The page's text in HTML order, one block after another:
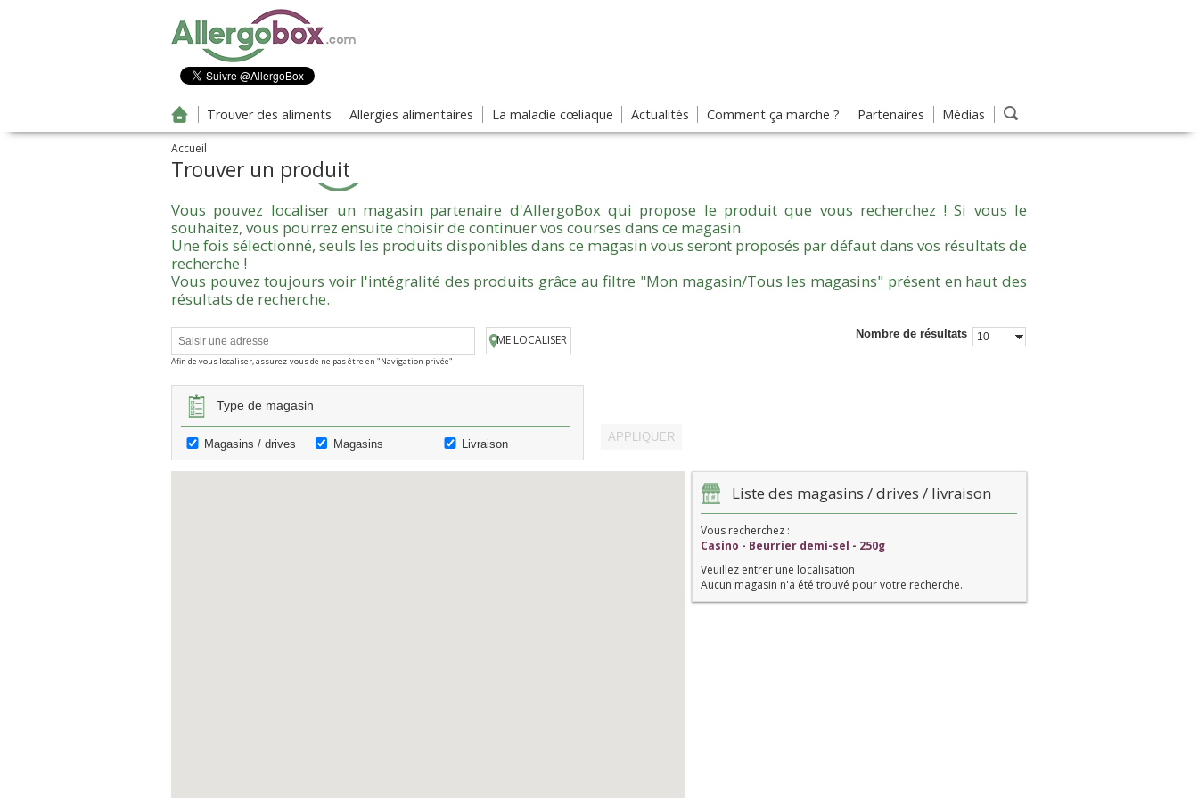
Trouver des aliments Allergies alimentaires La maladie cœliaque Actualités Comment ça marche ? Partenaires Médias
Accueil
Trouver un produit
Vous pouvez localiser un magasin partenaire d'AllergoBox qui propose le produit que vous recherchez ! Si vous le
souhaitez, vous pourrez ensuite choisir de continuer vos courses dans ce magasin.
Une fois sélectionné, seuls les produits disponibles dans ce magasin vous seront proposés par défaut dans vos résultats de
recherche !
Vous pouvez toujours voir l'intégralité des produits grâce au filtre "Mon magasin/Tous les magasins" présent en haut des
résultats de recherche.
Afin de vous localiser, assurez-vous de ne pas être en "Navigation privée"
ME LOCALISER
Type de magasin
Magasins / drives Magasins Livraison
Nombre de résultats 10
Liste des magasins / drives / livraison
Vous recherchez :
Casino - Beurrier demi-sel - 250g
Veuillez entrer une localisation
Aucun magasin n'a été trouvé pour votre recherche.